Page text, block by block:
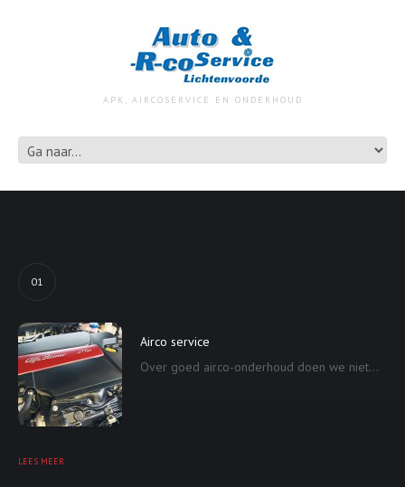
APK, AIRCOSERVICE EN ONDERHOUD
01
Airco service
Over goed airco-onderhoud doen we niet...
LEES MEER